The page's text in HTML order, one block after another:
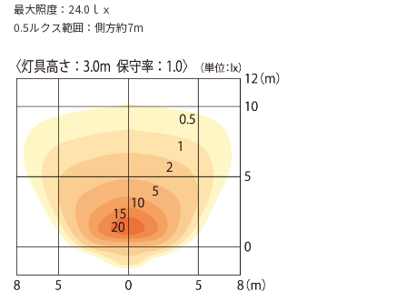
最大照度：24.0ｌｘ
0.5ルクス範囲：側方約7m